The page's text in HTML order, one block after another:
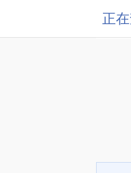
正